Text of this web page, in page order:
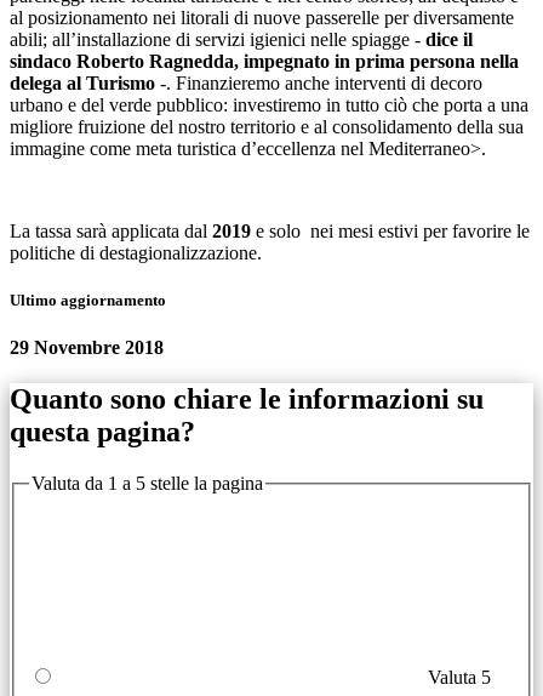
al posizionamento nei litorali di nuove passerelle per diversamente
abili; all’installazione di servizi igienici nelle spiagge - dice il
sindaco Roberto Ragnedda, impegnato in prima persona nella
delega al Turismo -. Finanzieremo anche interventi di decoro
urbano e del verde pubblico: investiremo in tutto ciò che porta a una
migliore fruizione del nostro territorio e al consolidamento della sua
immagine come meta turistica d’eccellenza nel Mediterraneo>.
La tassa sarà applicata dal 2019 e solo nei mesi estivi per favorire le
politiche di destagionalizzazione.
Ultimo aggiornamento
29 Novembre 2018
Quanto sono chiare le informazioni su
questa pagina?
Valuta da 1 a 5 stelle la pagina
Valuta 5